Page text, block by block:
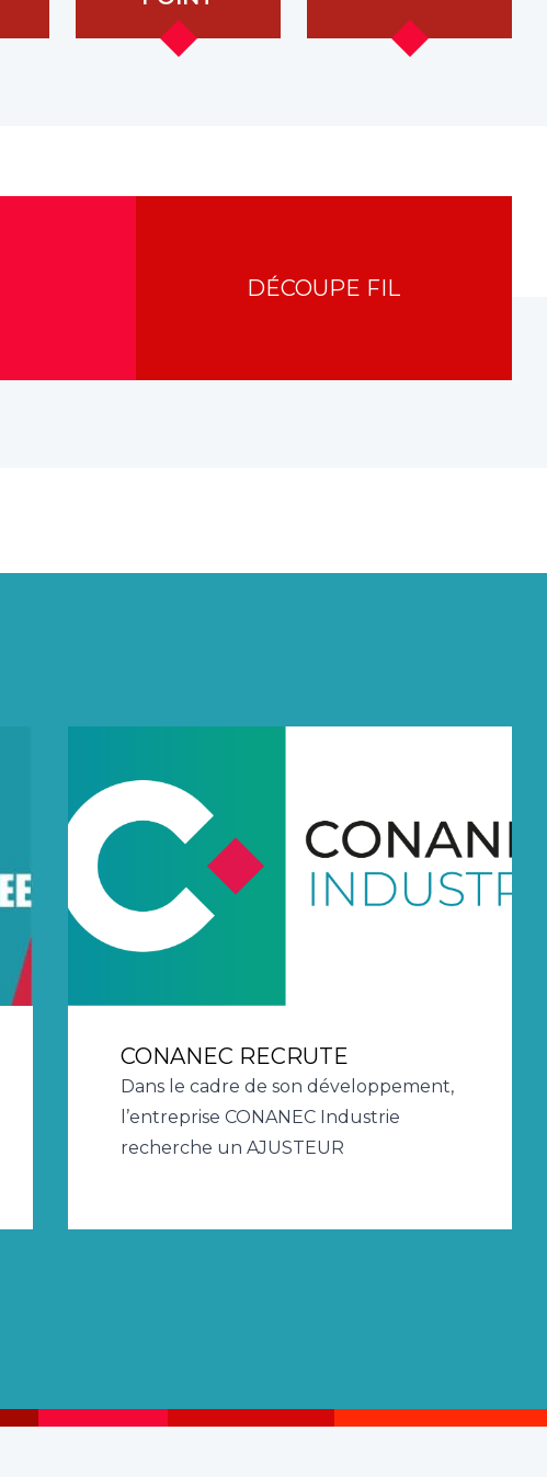
DÉCOUPE FIL
CONANEC RECRUTE
Dans le cadre de son développement,
l’entreprise CONANEC Industrie
recherche un AJUSTEUR